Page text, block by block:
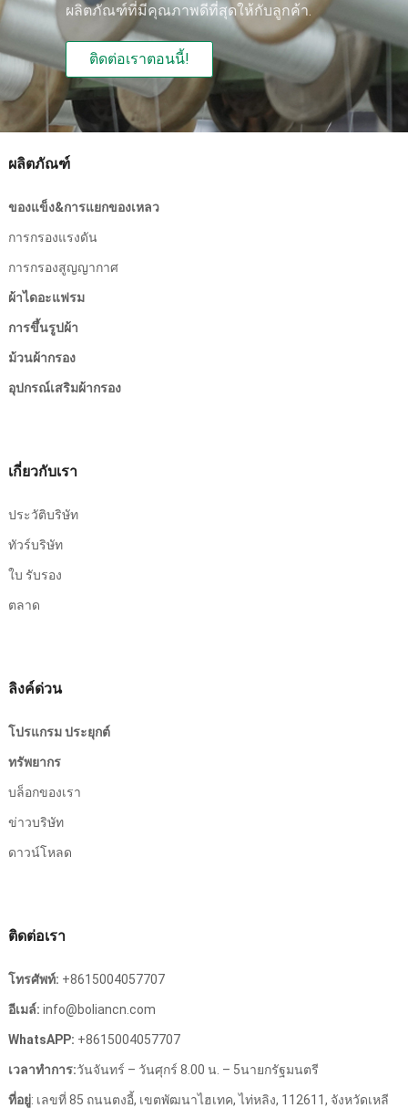
ผลิตภัณฑ์ที่มีคุณภาพดีที่สุดให้กับลูกค้า.
ติดต่อเราตอนนี้!
ผลิตภัณฑ์
ของแข็ง&การแยกของเหลว
การกรองแรงดัน
การกรองสูญญากาศ
ผ้าไดอะแฟรม
การขึ้นรูปผ้า
ม้วนผ้ากรอง
อุปกรณ์เสริมผ้ากรอง
เกี่ยวกับเรา
ประวัติบริษัท
ทัวร์บริษัท
ใบ รับรอง
ตลาด
ลิงค์ด่วน
โปรแกรม ประยุกต์
ทรัพยากร
บล็อกของเรา
ข่าวบริษัท
ดาวน์โหลด
ติดต่อเรา
โทรศัพท์: +8615004057707
อีเมล์: info@boliancn.com
WhatsAPP: +8615004057707
เวลาทําการ:วันจันทร์ – วันศุกร์ 8.00 น. – 5นายกรัฐมนตรี
ที่อยู่: เลขที่ 85 ถนนตงอี้, เขตพัฒนาไฮเทค, ไท่หลิง, 112611, จังหวัดเหลี